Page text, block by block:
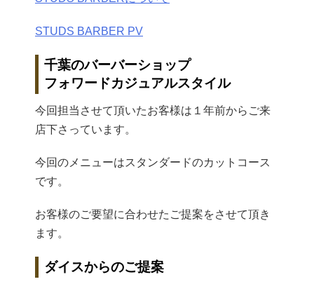
STUDS BARBER PV
千葉のバーバーショップ
フォワードカジュアルスタイル
今回担当させて頂いたお客様は１年前からご来
店下さっています。
今回のメニューはスタンダードのカットコース
です。
お客様のご要望に合わせたご提案をさせて頂き
ます。
ダイスからのご提案